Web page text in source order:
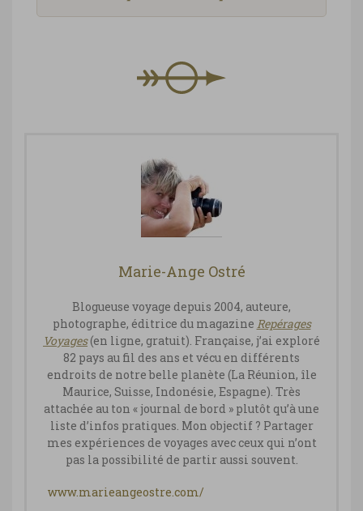
Marie-Ange Ostré
Blogueuse voyage depuis 2004, auteure,
photographe, éditrice du magazine Repérages
Voyages(en ligne, gratuit). Française, j’ai exploré
82 pays au fil des ans et vécu en différents
endroits de notre belle planète (La Réunion, île
Maurice, Suisse, Indonésie, Espagne). Très
attachée au ton « journal de bord » plutôt qu’à une
liste d’infos pratiques. Mon objectif ? Partager
mes expériences de voyages avec ceux qui n’ont
pas la possibilité de partir aussi souvent.
www.marieangeostre.com/